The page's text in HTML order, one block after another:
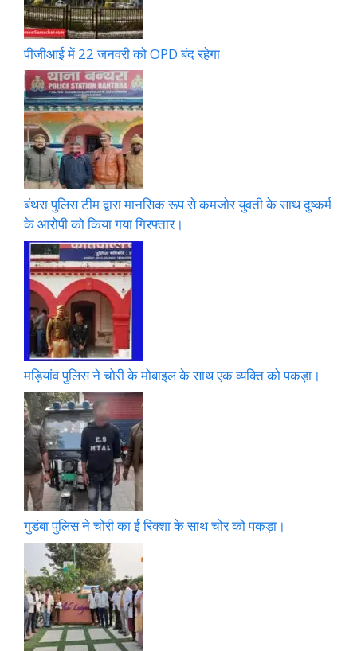
पीजीआई में 22 जनवरी को OPD बंद रहेगा
बंथरा पुलिस टीम द्वारा मानसिक रूप से कमजोर युवती के साथ दुष्कर्म
के आरोपी को किया गया गिरफ्तार।
मड़ियांव पुलिस ने चोरी के मोबाइल के साथ एक व्यक्ति को पकड़ा।
गुडंबा पुलिस ने चोरी का ई रिक्शा के साथ चोर को पकड़ा।